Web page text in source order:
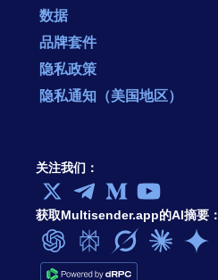
关注我们：
获取Multisender.app的AI摘要：
数据
品牌套件
隐私政策
隐私通知（美国地区）